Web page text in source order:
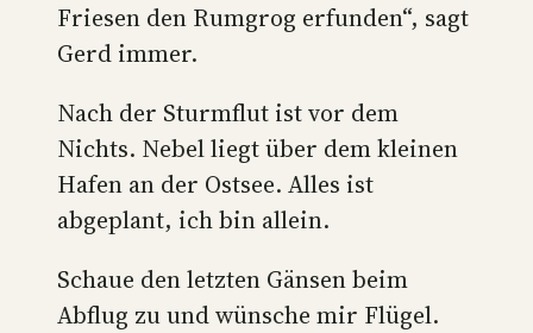
Friesen den Rumgrog erfunden“, sagt
Gerd immer.
Nach der Sturmflut ist vor dem
Nichts. Nebel liegt über dem kleinen
Hafen an der Ostsee. Alles ist
abgeplant, ich bin allein.
Schaue den letzten Gänsen beim
Abflug zu und wünsche mir Flügel.